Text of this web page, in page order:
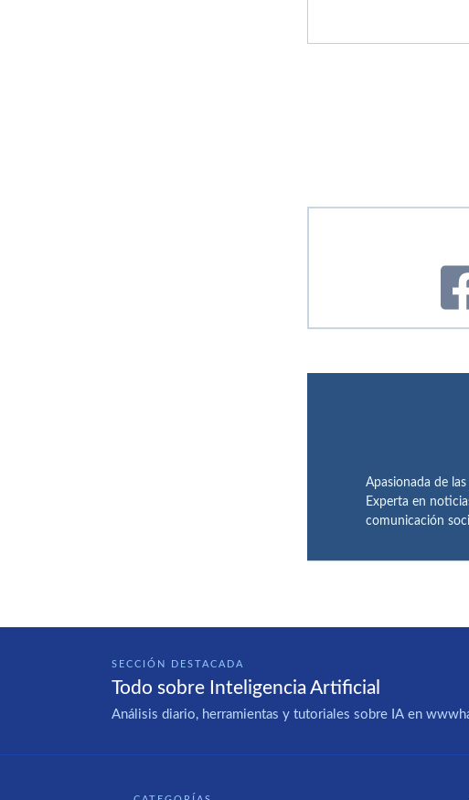
Apasionada de
Experta en
comunicación
SECCIÓN DESTACADA
Todo sobre Inteligencia Artificial
Análisis diario, herramientas y tutoriales sobre IA en